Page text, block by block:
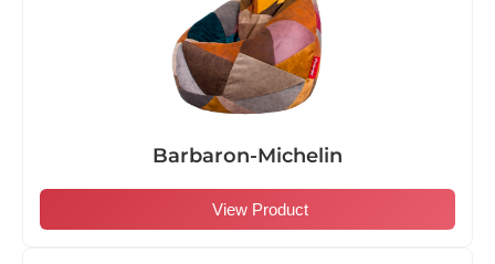
Barbaron-Michelin
View Product